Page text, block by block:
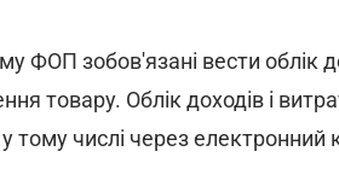
ФОП зобов'язані вести облік
товару. Облік доходів і
у тому числі через електронний